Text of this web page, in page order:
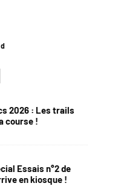
2026 : Les trails
course !
Essais n°2 de
en kiosque !